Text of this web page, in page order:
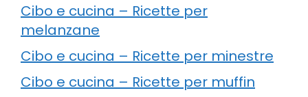
Cibo e cucina – Ricette per
melanzane
Cibo e cucina – Ricette per minestre
Cibo e cucina – Ricette per muffin